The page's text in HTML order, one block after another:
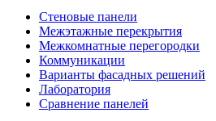
Стеновые панели
Межэтажные перекрытия
Межкомнатные перегородки
Коммуникации
Варианты фасадных решений
Лаборатория
Сравнение панелей